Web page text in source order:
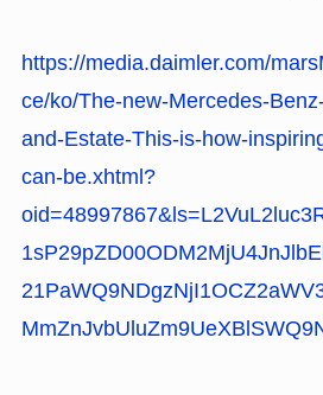
https://media.daimler.com/
ce/ko/The-new-Mercedes-
and-Estate-This-is-how-
can-be.xhtml?